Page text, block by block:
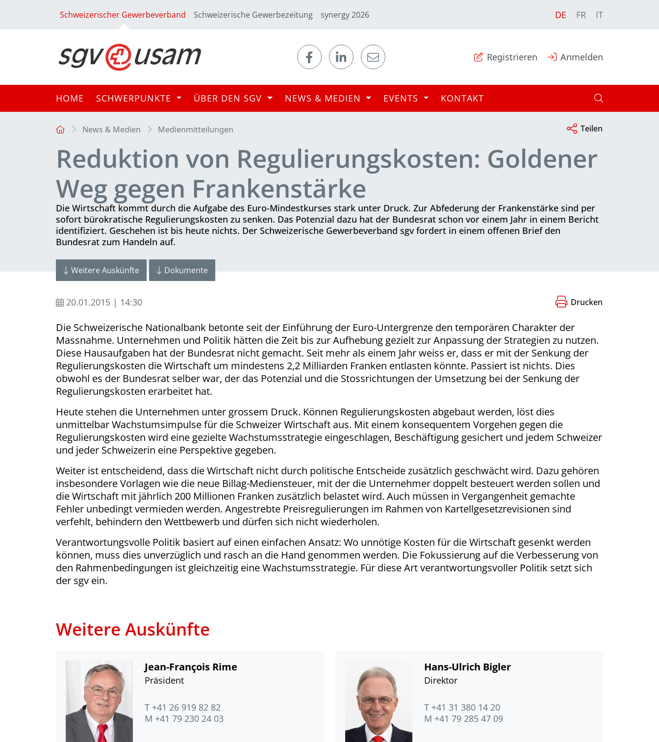
Schweizerischer Gewerbeverband Schweizerische Gewerbezeitung synergy 2026 DE FR IT
Registrieren Anmelden
HOME SCHWERPUNKTE ÜBER DEN SGV NEWS & MEDIEN EVENTS KONTAKT
News & Medien Medienmitteilungen Teilen
Reduktion von Regulierungskosten: Goldener
Weg gegen Frankenstärke
Die Wirtschaft kommt durch die Aufgabe des Euro-Mindestkurses stark unter Druck. Zur Abfederung der Frankenstärke sind per
sofort bürokratische Regulierungskosten zu senken. Das Potenzial dazu hat der Bundesrat schon vor einem Jahr in einem Bericht
identifiziert. Geschehen ist bis heute nichts. Der Schweizerische Gewerbeverband sgv fordert in einem offenen Brief den
Bundesrat zum Handeln auf.
Weitere Auskünfte Dokumente
20.01.2015 | 14:30 Drucken
Die Schweizerische Nationalbank betonte seit der Einführung der Euro-Untergrenze den temporären Charakter der
Massnahme. Unternehmen und Politik hätten die Zeit bis zur Aufhebung gezielt zur Anpassung der Strategien zu nutzen.
Diese Hausaufgaben hat der Bundesrat nicht gemacht. Seit mehr als einem Jahr weiss er, dass er mit der Senkung der
Regulierungskosten die Wirtschaft um mindestens 2,2 Milliarden Franken entlasten könnte. Passiert ist nichts. Dies
obwohl es der Bundesrat selber war, der das Potenzial und die Stossrichtungen der Umsetzung bei der Senkung der
Regulierungskosten erarbeitet hat.
Heute stehen die Unternehmen unter grossem Druck. Können Regulierungskosten abgebaut werden, löst dies
unmittelbar Wachstumsimpulse für die Schweizer Wirtschaft aus. Mit einem konsequentem Vorgehen gegen die
Regulierungskosten wird eine gezielte Wachstumsstrategie eingeschlagen, Beschäftigung gesichert und jedem Schweizer
und jeder Schweizerin eine Perspektive gegeben.
Weiter ist entscheidend, dass die Wirtschaft nicht durch politische Entscheide zusätzlich geschwächt wird. Dazu gehören
insbesondere Vorlagen wie die neue Billag-Mediensteuer, mit der die Unternehmer doppelt besteuert werden sollen und
die Wirtschaft mit jährlich 200 Millionen Franken zusätzlich belastet wird. Auch müssen in Vergangenheit gemachte
Fehler unbedingt vermieden werden. Angestrebte Preisregulierungen im Rahmen von Kartellgesetzrevisionen sind
verfehlt, behindern den Wettbewerb und dürfen sich nicht wiederholen.
Verantwortungsvolle Politik basiert auf einen einfachen Ansatz: Wo unnötige Kosten für die Wirtschaft gesenkt werden
können, muss dies unverzüglich und rasch an die Hand genommen werden. Die Fokussierung auf die Verbesserung von
den Rahmenbedingungen ist gleichzeitig eine Wachstumsstrategie. Für diese Art verantwortungsvoller Politik setzt sich
der sgv ein.
Weitere Auskünfte
Jean-François Rime
Präsident
T +41 26 919 82 82
M +41 79 230 24 03
Hans-Ulrich Bigler
Direktor
T +41 31 380 14 20
M +41 79 285 47 09